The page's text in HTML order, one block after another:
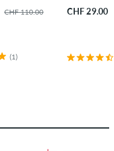
CHF 110.00
(1)
CHF 29.00